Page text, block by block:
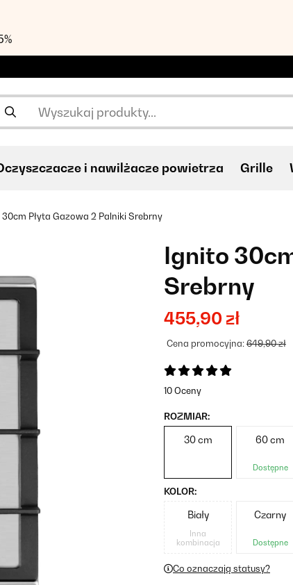
i nawilżacze powietrza Grille
Płyta Gazowa 2 Palniki Srebrny
Ignito
Srebrny
455,90 zł
Cena promocyjna:649,90 zł
10 Oceny
ROZMIAR:
30 cm 60 cm
Dostępne
KOLOR:
Biały
Inna
kombinacja
Czarny
Dostępne
Co oznaczają statusy?